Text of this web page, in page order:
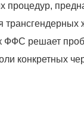
ФФС решает
конкретных